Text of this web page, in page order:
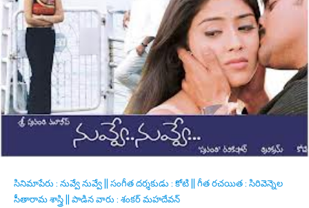
సినిమాపేరు : నువ్వే నువ్వే || సంగీత దర్శకుడు : కోటి || గీత రచయిత : సిరివెన్నెల
సీతారామ శాస్త్రి || పాడిన వారు : శంకర్ మహదేవన్